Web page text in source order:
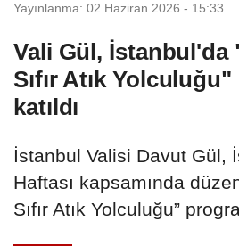
Yayınlanma: 02 Haziran 2026 - 15:33
Vali Gül, İstanbul'da
Sıfır Atık
katıldı
İstanbul Valisi Davut Gül,
Haftası kapsamında
Sıfır Atık Yolculuğu”